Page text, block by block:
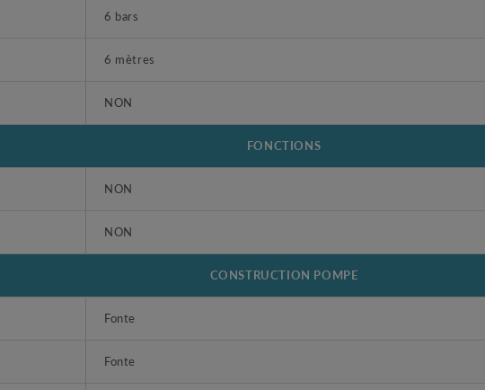
6 bars
6 mètres
NON
FONCTIONS
NON
NON
CONSTRUCTION POMPE
Fonte
Fonte